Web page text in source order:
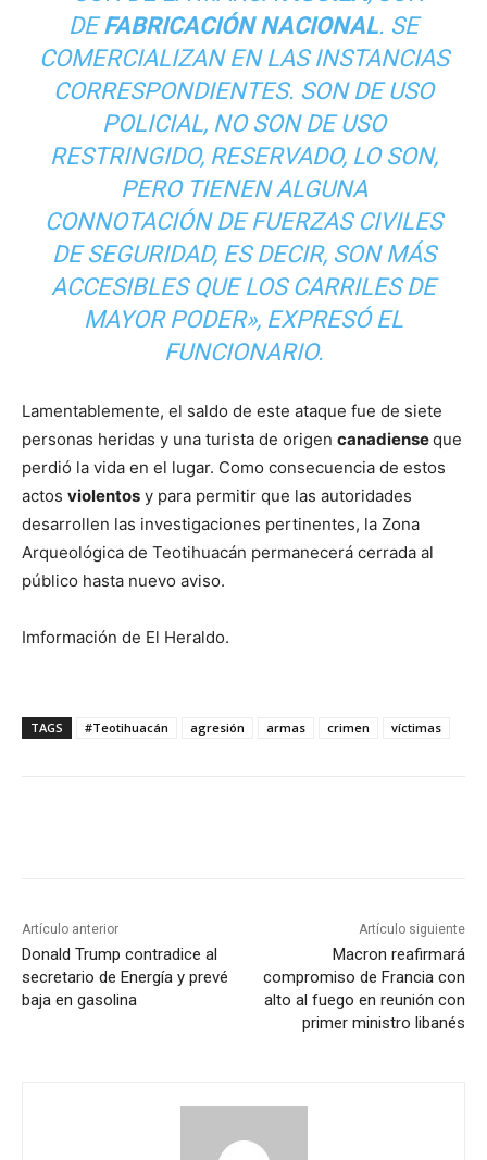
DEFABRICACIÓN NACIONAL. SE
COMERCIALIZAN EN LAS INSTANCIAS
CORRESPONDIENTES. SON DE USO
POLICIAL, NO SON DE USO
RESTRINGIDO, RESERVADO, LO SON,
PERO TIENEN ALGUNA
CONNOTACIÓN DE FUERZAS CIVILES
DE SEGURIDAD, ES DECIR, SON MÁS
ACCESIBLES QUE LOS CARRILES DE
MAYOR PODER», EXPRESÓ EL
FUNCIONARIO.
Lamentablemente, el saldo de este ataque fue de siete
personas heridas y una turista de origen canadienseque
perdió la vida en el lugar. Como consecuencia de estos
actos violentos y para permitir que las autoridades
desarrollen las investigaciones pertinentes, la Zona
Arqueológica de Teotihuacán permanecerá cerrada al
público hasta nuevo aviso.
Imformación de El Heraldo.
TAGS #Teotihuacán agresión armas crimen víctimas
Artículo anterior
Donald Trump contradice al
secretario de Energía y prevé
baja en gasolina
Artículo siguiente
Macron reafirmará
compromiso de Francia con
alto al fuego en reunión con
primer ministro libanés